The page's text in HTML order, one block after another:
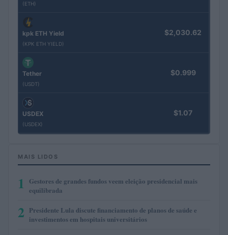
(ETH)
kpk ETH Yield
(KPK ETH YIELD)
$2,030.62
Tether
(USDT)
$0.999
USDEX
(USDEX)
$1.07
MAIS LIDOS
1
Gestores de grandes fundos veem eleição presidencial mais
equilibrada
2 Presidente Lula discute financiamento de planos de saúde e
investimentos em hospitais universitários